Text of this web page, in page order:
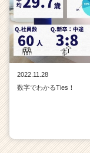
2022.11.28
数字でわかるTies！